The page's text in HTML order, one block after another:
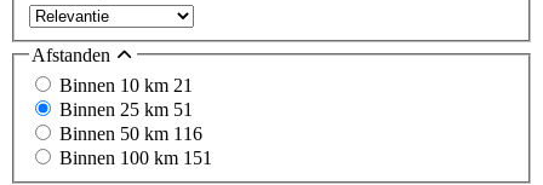
Afstanden
Binnen 10 km 21
Binnen 25 km 51
Binnen 50 km 116
Binnen 100 km 151